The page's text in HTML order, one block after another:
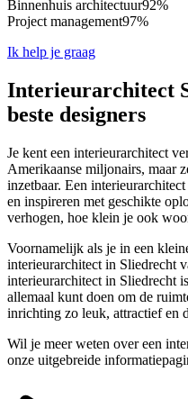
Binnenhuis architectuur92%
Project management97%
Ik help je graag
Interieurarchitect
beste designers
Je kent een interieurarchitect
Amerikaanse miljonairs, maar
inzetbaar. Een
en inspireren met geschikte
verhogen, hoe klein je ook
Voornamelijk als je in een
interieurarchitect in Sliedrecht
interieurarchitect in Sliedrecht
allemaal kunt doen om de
inrichting zo leuk, attractief en
Wil je meer weten over een
onze uitgebreide